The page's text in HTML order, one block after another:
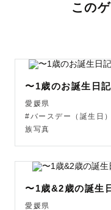
この
〜1歳のお誕生日
愛媛県
#バースデー（誕生日
族写真
〜1歳&2歳の誕生
愛媛県